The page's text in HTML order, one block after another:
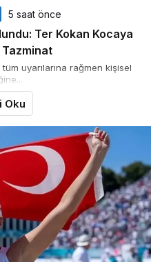
5 saat önce
Ter Kokan Kocaya
uyarılarına rağmen kişisel
Oku